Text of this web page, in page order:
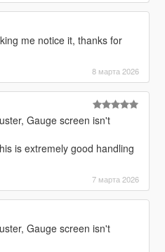
me notice it, thanks for
8 марта 2026
Gauge screen isn't
is extremely good handling
7 марта 2026
Gauge screen isn't